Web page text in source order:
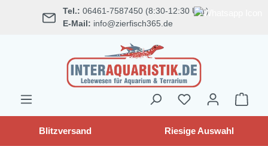
springen Tel.: 06461-7587450 (8:30-12:30 Uhr)
E-Mail: info@zierfisch365.de
Blitzversand Riesige Auswahl